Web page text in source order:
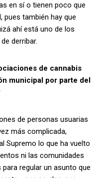
en sí o tienen poco que
pues también hay que
ahí está uno de los
derribar.
de cannabis
municipal por parte del
de personas usuarias
más complicada,
Supremo lo que ha vuelto
ni las comunidades
regular un asunto que